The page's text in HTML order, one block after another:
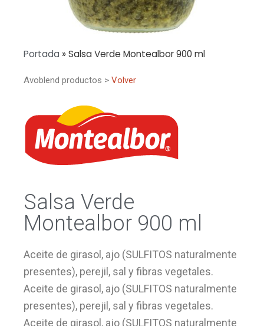
Portada »Salsa Verde Montealbor 900 ml
Avoblend productos > Volver
Salsa Verde
Montealbor 900 ml
Aceite de girasol, ajo (SULFITOS naturalmente
presentes), perejil, sal y fibras vegetales.
Aceite de girasol, ajo (SULFITOS naturalmente
presentes), perejil, sal y fibras vegetales.
Aceite de girasol, ajo (SULFITOS naturalmente